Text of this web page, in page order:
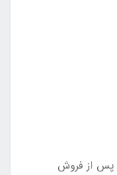
پس از فروش